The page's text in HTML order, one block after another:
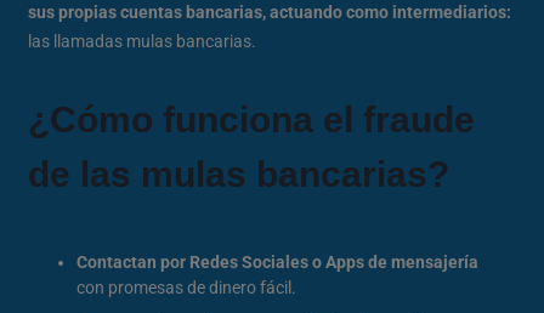
sus propias cuentas bancarias, actuando como intermediarios:
las llamadas mulas bancarias.
¿Cómo funciona el fraude
de las mulas bancarias?
Contactan por Redes Sociales o Apps de mensajería
con promesas de dinero fácil.